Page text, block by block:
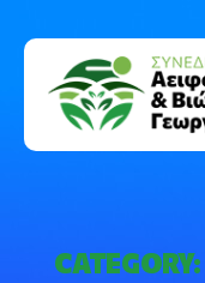
CATEGORY: